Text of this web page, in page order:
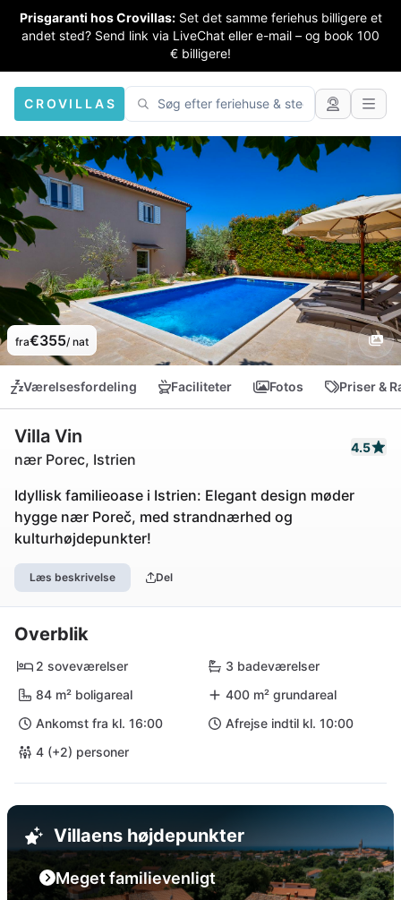
Prisgaranti hos Crovillas: Set det samme feriehus billigere et
andet sted? Send link via LiveChat eller e-mail – og book 100
€ billigere!
CROVILLAS
fra€355/ nat
Værelsesfordeling Faciliteter Fotos Priser &
Villa Vin
nær Porec, Istrien
4.5
Idyllisk familieoase i Istrien: Elegant design møder
hygge nær Poreč, med strandnærhed og
kulturhøjdepunkter!
Læs beskrivelse Del
Overblik
2 soveværelser
3 badeværelser
84 m² boligareal
400 m² grundareal
Ankomst fra kl. 16:00
Afrejse indtil kl. 10:00
4 (+2) personer
Villaens højdepunkter
Meget familievenligt